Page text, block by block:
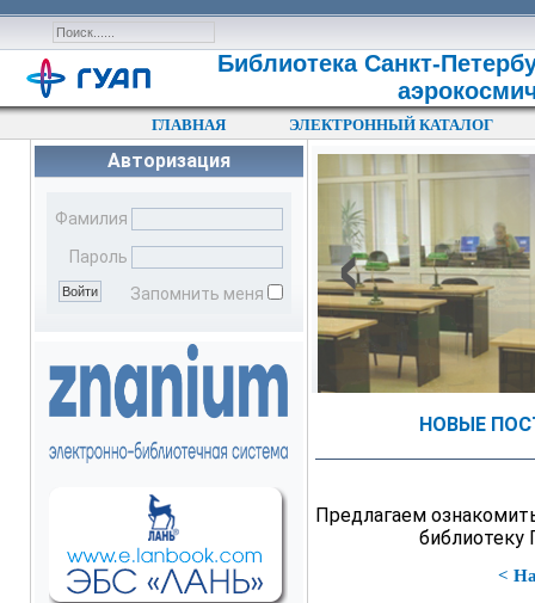
Библиотека Санкт-
ГЛАВНАЯ ЭЛЕКТРОННЫЙ КАТАЛОГ
Авторизация
Фамилия
Пароль
Запомнить меня
‹
НОВЫЕ
Предлагаем
<